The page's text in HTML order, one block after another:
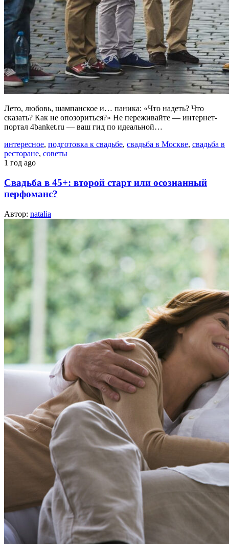
Лето, любовь, шампанское и… паника: «Что надеть? Что
сказать? Как не опозориться?» Не переживайте — интернет-
портал 4banket.ru — ваш гид по идеальной…
интересное, подготовка к свадьбе, свадьба в Москве, свадьба в
ресторане, советы
1 год ago
Свадьба в 45+: второй старт или осознанный
перфоманс?
Автор: natalia